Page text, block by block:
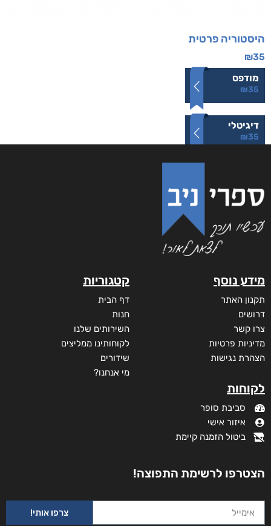
היסטוריה פרטית
₪35
מודפס
₪35
דיגיטלי
₪35
מידע נוסף
תקנון האתר
דרושים
צרו קשר
מדיניות פרטיות
הצהרת נגישות
לקוחות
סביבת סופר
איזור אישי
ביטול הזמנה קיימת
קטגוריות
דף הבית
חנות
השירותים שלנו
לקוחותינו ממליצים
שידורים
מי אנחנו?
הצטרפו לרשימת התפוצה!
צרפו אותי!